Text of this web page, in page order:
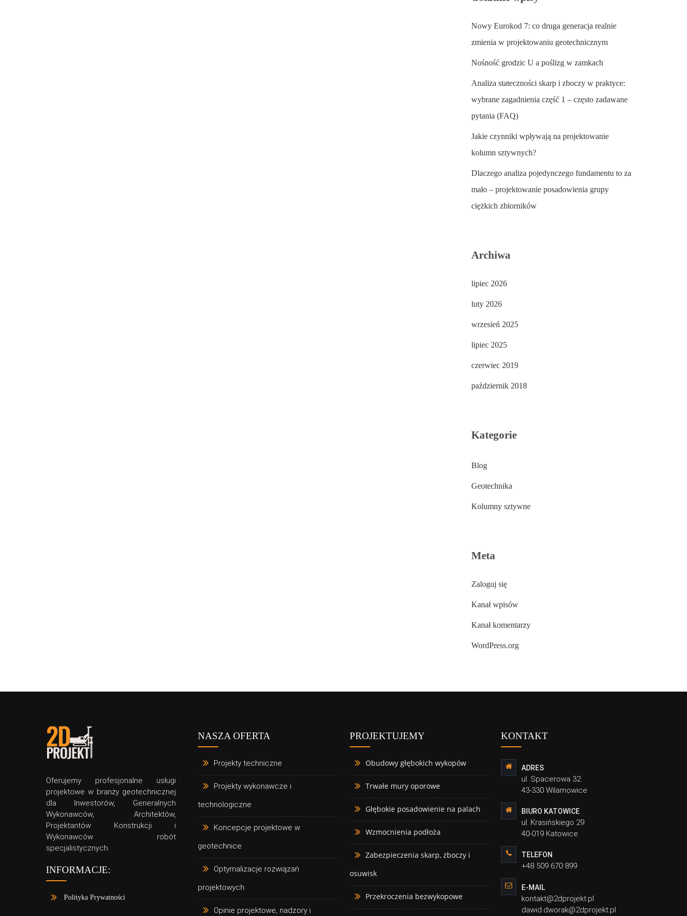
Blog Geotechnika
Nowy Eurokod 7: co druga
generacja realnie zmienia w
projektowaniu geotechnicznym
Nowy Eurokod 7: co druga generacja realnie
zmienia w projektowaniu geotechnicznym
Nośność grodzic U a poślizg w zamkach
Analiza stateczności skarp i zboczy w praktyce:
wybrane zagadnienia część 1 – często zadawane
pytania (FAQ)
Jakie czynniki wpływają na projektowanie
kolumn sztywnych?
Dlaczego analiza pojedynczego fundamentu to za
mało – projektowanie posadowienia grupy
ciężkich zbiorników
Archiwa
lipiec 2026
luty 2026
wrzesień 2025
lipiec 2025
czerwiec 2019
październik 2018
Kategorie
Blog
Geotechnika
Kolumny sztywne
Meta
Zaloguj się
Kanał wpisów
Kanał komentarzy
WordPress.org
Oferujemy profesjonalne usługi
projektowe w branży geotechnicznej
dla Inwestorów, Generalnych
Wykonawców, Architektów,
Projektantów Konstrukcji i
Wykonawców robót
specjalistycznych.
INFORMACJE:
Polityka Prywatności
NASZA OFERTA
Projekty techniczne
Projekty wykonawcze i
technologiczne
Koncepcje projektowe w
geotechnice
Optymalizacje rozwiązań
projektowych
Opinie projektowe, nadzory i
PROJEKTUJEMY
Obudowy głębokich wykopów
Trwałe mury oporowe
Głębokie posadowienie na palach
Wzmocnienia podłoża
Zabezpieczenia skarp, zboczy i
osuwisk
Przekroczenia bezwykopowe
KONTAKT
ADRES
ul. Spacerowa 32
43-330 Wilamowice
BIURO KATOWICE
ul. Krasińskiego 29
40-019 Katowice
TELEFON
+48 509 670 899
E-MAIL
kontakt@2dprojekt.pl
dawid.dworak@2dprojekt.pl